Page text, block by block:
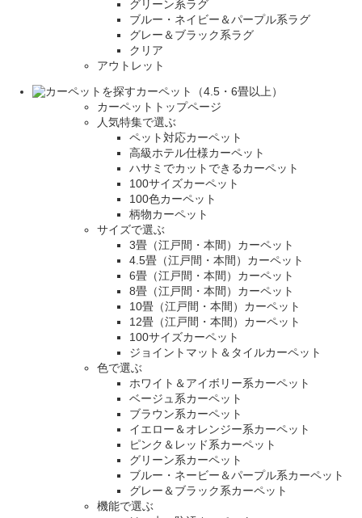
グリーン系ラグ
ブルー・ネイビー＆パープル系ラグ
グレー＆ブラック系ラグ
クリア
アウトレット
カーペット（4.5・6畳以上）
カーペットトップページ
人気特集で選ぶ
ペット対応カーペット
高級ホテル仕様カーペット
ハサミでカットできるカーペット
100サイズカーペット
100色カーペット
柄物カーペット
サイズで選ぶ
3畳（江戸間・本間）カーペット
4.5畳（江戸間・本間）カーペット
6畳（江戸間・本間）カーペット
8畳（江戸間・本間）カーペット
10畳（江戸間・本間）カーペット
12畳（江戸間・本間）カーペット
100サイズカーペット
ジョイントマット＆タイルカーペット
色で選ぶ
ホワイト＆アイボリー系カーペット
ベージュ系カーペット
ブラウン系カーペット
イエロー＆オレンジー系カーペット
ピンク＆レッド系カーペット
グリーン系カーペット
ブルー・ネービー＆パープル系カーペット
グレー＆ブラック系カーペット
機能で選ぶ